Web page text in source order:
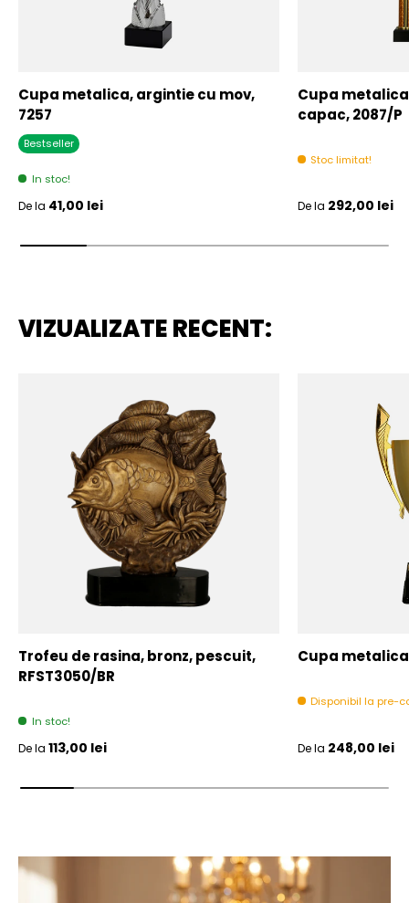
Cupa metalica, argintie cu mov,
7257
Bestseller
In stoc!
Pret initial
De la 41,00 lei
Cupa
capac, 2087/P
Stoc limitat!
Pret initial
De la 292,00 lei
VIZUALIZATE RECENT:
Trofeu de rasina, bronz, pescuit,
RFST3050/BR
In stoc!
Pret initial
De la 113,00 lei
Cupa
Disponibil la pre-
Pret initial
De la 248,00 lei